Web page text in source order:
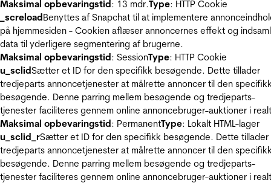
Maksimal opbevaringstid: 13 mdr.Type: HTTP Cookie
_screloadBenyttes af Snapchat til at implementere
på hjemmesiden - Cookien aflæser annoncernes effekt og
data til yderligere segmentering af brugerne.
Maksimal opbevaringstid: SessionType: HTTP Cookie
u_sclidSætter et ID for den specifikk besøgende. Dette tillader
tredjeparts annoncetjenester at målrette annoncer til den
besøgende. Denne parring mellem besøgende og tredjeparts-
tjenester faciliteres gennem online annoncebruger-auktioner i
Maksimal opbevaringstid: PermanentType: Lokalt HTML-lager
u_sclid_rSætter et ID for den specifikk besøgende. Dette tillader
tredjeparts annoncetjenester at målrette annoncer til den
besøgende. Denne parring mellem besøgende og tredjeparts-
tjenester faciliteres gennem online annoncebruger-auktioner i